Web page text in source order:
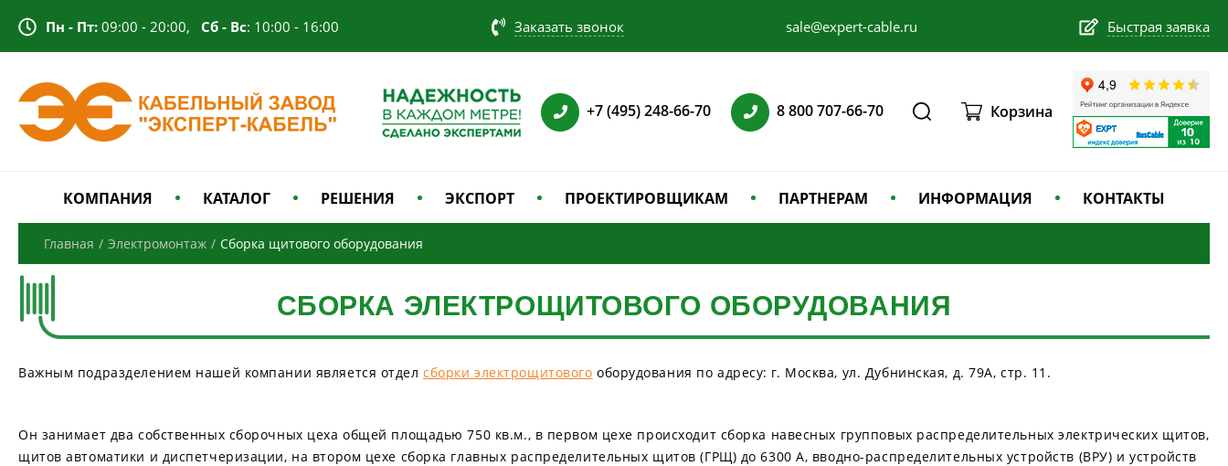
Пн - Пт: 09:00 - 20:00, Сб - Вс: 10:00 - 16:00 Заказать звонок sale@expert-cable.ru Быстрая заявка
+7 (495) 248-66-70 8 800 707-66-70 Корзина
КОМПАНИЯ КАТАЛОГ РЕШЕНИЯ ЭКСПОРТ ПРОЕКТИРОВЩИКАМ ПАРТНЕРАМ ИНФОРМАЦИЯ КОНТАКТЫ
Главная / Электромонтаж / Сборка щитового оборудования
СБОРКА ЭЛЕКТРОЩИТОВОГО ОБОРУДОВАНИЯ
Важным подразделением нашей компании является отделсборки электрощитового оборудования по адресу: г. Москва, ул. Дубнинская, д. 79А, стр. 11.
Он занимает два собственных сборочных цеха общей площадью 750 кв.м., в первом цехе происходит сборка навесных групповых распределительных электрических щитов,
щитов автоматики и диспетчеризации, на втором цехе сборка главных распределительных щитов (ГРЩ) до 6300 А, вводно-распределительных устройств (ВРУ) и устройств